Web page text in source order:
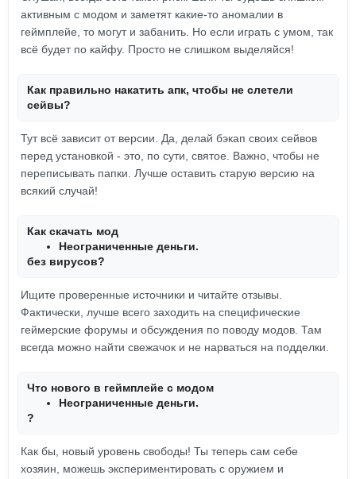
активным с модом и заметят какие-то аномалии в
геймплейе, то могут и забанить. Но если играть с умом, так
всё будет по кайфу. Просто не слишком выделяйся!
Как правильно накатить апк, чтобы не слетели
сейвы?
Тут всё зависит от версии. Да, делай бэкап своих сейвов
перед установкой - это, по сути, святое. Важно, чтобы не
переписывать папки. Лучше оставить старую версию на
всякий случай!
Как скачать мод
Неограниченные деньги.
без вирусов?
Ищите проверенные источники и читайте отзывы.
Фактически, лучше всего заходить на специфические
геймерские форумы и обсуждения по поводу модов. Там
всегда можно найти свежачок и не нарваться на подделки.
Что нового в геймплейе с модом
Неограниченные деньги.
?
Как бы, новый уровень свободы! Ты теперь сам себе
хозяин, можешь экспериментировать с оружием и